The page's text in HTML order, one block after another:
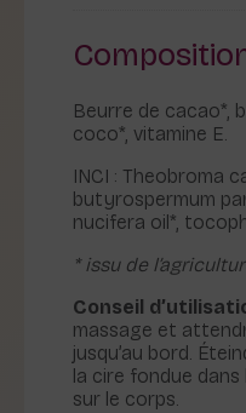
Beurre de cacao*,
coco*, vitamine E.
INCI : Theobroma
butyrospermum
nucifera oil*,
* issu de
Conseil
massage et
jusqu’au bord.
la cire fondue
sur le corps.